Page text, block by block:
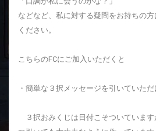
などなど、私に対する疑問をお持ちの
ください。
こちらのFCにご加入いただくと
・簡単な３択メッセージを引いていただ
３択おみくじは日付こそついていま